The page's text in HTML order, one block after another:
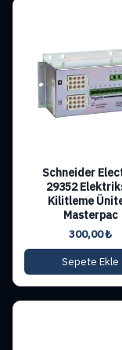
Schneider
29352
Kilitleme
Masterpac
300,00₺
Sepete Ekle